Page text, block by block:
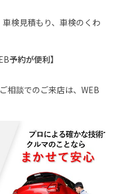
検見積もり、車検のくわ
予約が便利】
相談でのご来店は、 WEB